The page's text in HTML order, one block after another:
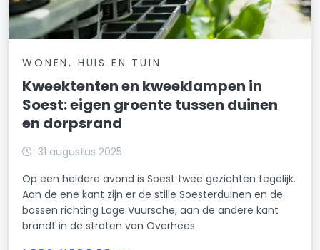
WONEN, HUIS EN TUIN
Kweektenten en kweeklampen in
Soest: eigen groente tussen duinen
en dorpsrand
31 augustus 2025
Op een heldere avond is Soest twee gezichten tegelijk.
Aan de ene kant zijn er de stille Soesterduinen en de
bossen richting Lage Vuursche, aan de andere kant
brandt in de straten van Overhees.